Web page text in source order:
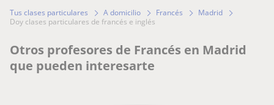
Tus clases particulares A domicilio Francés
Madrid
doy clases particulares de francés e inglés
Otros profesores de Francés en Madrid
que pueden interesarte